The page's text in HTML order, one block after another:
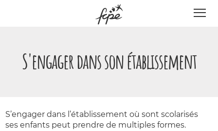
S'engager dans son établissement
S’engager dans l’établissement où sont scolarisés
ses enfants peut prendre de multiples formes.
Panneau de gestion des cookies